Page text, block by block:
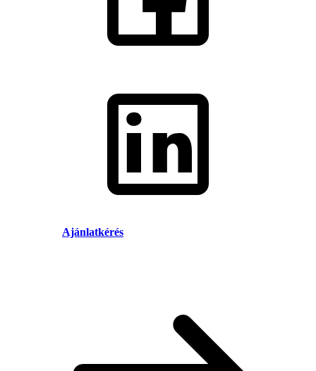
Ajánlatkérés